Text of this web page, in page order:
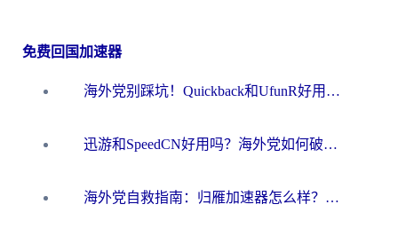
免费回国加速器
海外党别踩坑！Quickback和UfunR好用吗？选对回国加速器才能无缝刷国内资源
迅游和SpeedCN好用吗？海外党如何破解那道看不见的墙
海外党自救指南：归雁加速器怎么样？教你避开坑实现国内资源无缝访问